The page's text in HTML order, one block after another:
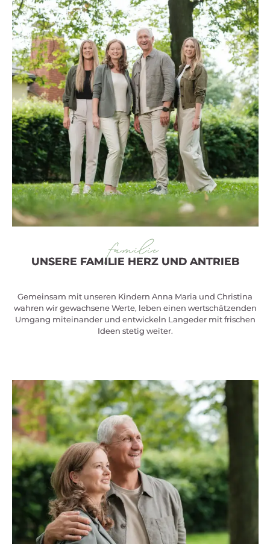
familie
UNSERE FAMILIE HERZ UND ANTRIEB
Gemeinsam mit unseren Kindern Anna Maria und Christina
wahren wir gewachsene Werte, leben einen wertschätzenden
Umgang miteinander und entwickeln Langeder mit frischen
Ideen stetig weiter.
familie
UNSERE FAMILIE HERZ UND ANTRIEB
Gemeinsam mit unseren Kindern Anna Maria und Christina
wahren wir gewachsene Werte, leben einen wertschätzenden
Umgang miteinander und entwickeln Langeder mit frischen
Ideen stetig weiter.